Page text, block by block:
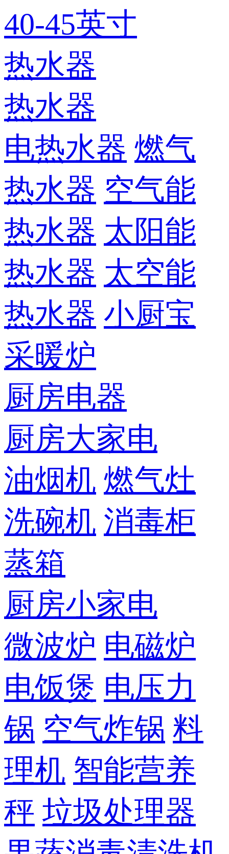
40-45英寸
热水器
热水器
电热水器 燃气
热水器 空气能
热水器 太阳能
热水器 太空能
热水器 小厨宝
采暖炉
厨房电器
厨房大家电
油烟机 燃气灶
洗碗机 消毒柜
蒸箱
厨房小家电
微波炉 电磁炉
电饭煲 电压力
锅 空气炸锅 料
理机 智能营养
秤 垃圾处理器